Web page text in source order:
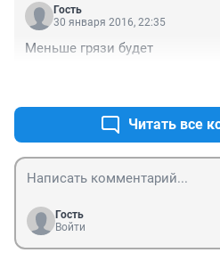
Гость
30 января 2016, 22:35
Меньше грязи будет
Читать все
Гость
Войти